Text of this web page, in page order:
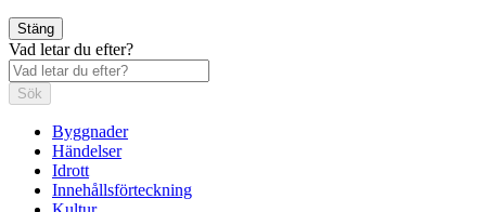
Stäng
Vad letar du efter?
Sök
Byggnader
Händelser
Idrott
Innehållsförteckning